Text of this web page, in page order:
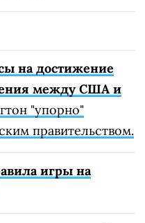
на достижение
между США и
"упорно"
правительством.
игры на